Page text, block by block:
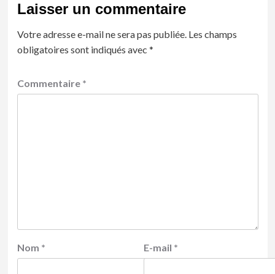
Laisser un commentaire
Votre adresse e-mail ne sera pas publiée. Les champs
obligatoires sont indiqués avec *
Commentaire *
Nom * E-mail *